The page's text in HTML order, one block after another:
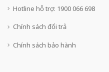
Hotline hỗ trợ: 1900 066 698
Chính sách đổi trả
Chính sách bảo hành